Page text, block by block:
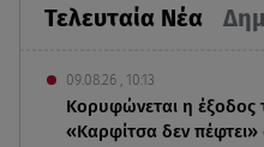
Τελευταία Νέα
09.08.26 , 10:13
Κορυφώνεται η
«Καρφίτσα δεν πέφτει»